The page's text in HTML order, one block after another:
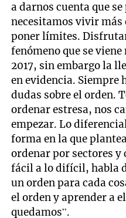
a darnos cuenta que
necesitamos vivir más
poner límites.
fenómeno que se
2017, sin embargo la
en evidencia. Siempre
dudas sobre el orden.
ordenar estresa, nos
empezar. Lo
forma en la que
ordenar por sectores y
fácil a lo difícil, habla
un orden para cada
el orden y aprender a
quedamos”.